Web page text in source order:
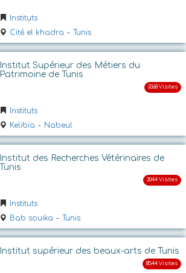
Instituts
Cité el khadra - Tunis
Institut Supérieur des Métiers du
Patrimoine de Tunis
Instituts
Kelibia - Nabeul
Institut des Recherches Vétérinaires de
Tunis
Instituts
Bab souika - Tunis
Institut supérieur des beaux-arts de Tunis